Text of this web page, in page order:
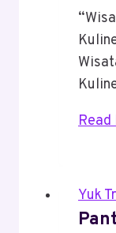
Read
Yuk